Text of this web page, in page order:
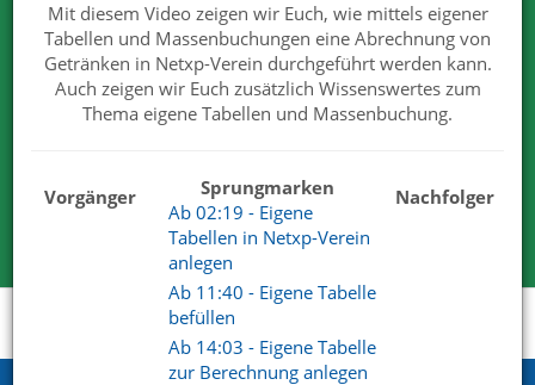
Mit diesem Video zeigen wir Euch, wie mittels eigener
Tabellen und Massenbuchungen eine Abrechnung von
Getränken in Netxp-Verein durchgeführt werden kann.
Auch zeigen wir Euch zusätzlich Wissenswertes zum
Thema eigene Tabellen und Massenbuchung.
Vorgänger
Sprungmarken
Ab 02:19 - Eigene
Tabellen in Netxp-Verein
anlegen
Ab 11:40 - Eigene Tabelle
befüllen
Ab 14:03 - Eigene Tabelle
zur Berechnung anlegen
Nachfolger
Wir sind von unseren Lösungen überzeugt. Deshalb dürfen
Sie uns gerne und ausgiebig testen.
Für Ihre Tests steht Ihnen der volle Funktionsumfang zur
Verfügung.
Wir haben mit unserem Produkt und Services die
Kostenlose Testversion
Support